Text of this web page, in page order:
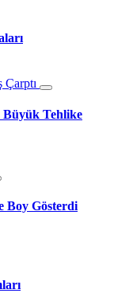
Büyük Tehlike
Boy Gösterdi